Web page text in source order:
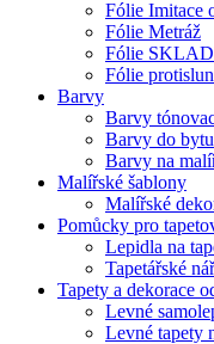
Fólie Imitace
Fólie Metráž
Fólie
Fólie
Barvy
Barvy
Barvy do bytu
Barvy na
Malířské šablony
Malířské
Pomůcky pro
Lepidla na
Tapetářské
Tapety a dekorace
Levné
Levné tapety